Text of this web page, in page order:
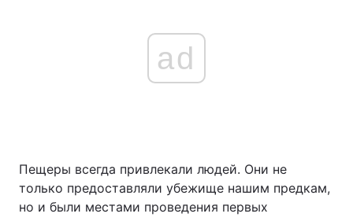
ad
Пещеры всегда привлекали людей. Они не
только предоставляли убежище нашим предкам,
но и были местами проведения первых